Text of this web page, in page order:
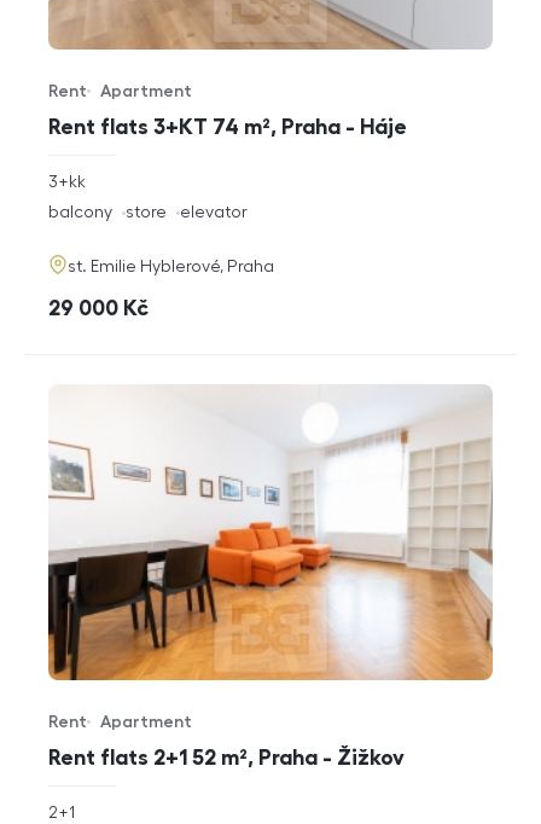
Rent flats 3+KT 74 m², Praha - Háje
Offer type
Rent
Property type
Apartment
rozměry
3+kk
funkce
balcony store elevator
adresa
st. Emilie Hyblerové, Praha
cena
29 000 Kč
Rent flats 2+1 52 m², Praha - Žižkov
Offer type
Rent
Property type
Apartment
rozměry
2+1